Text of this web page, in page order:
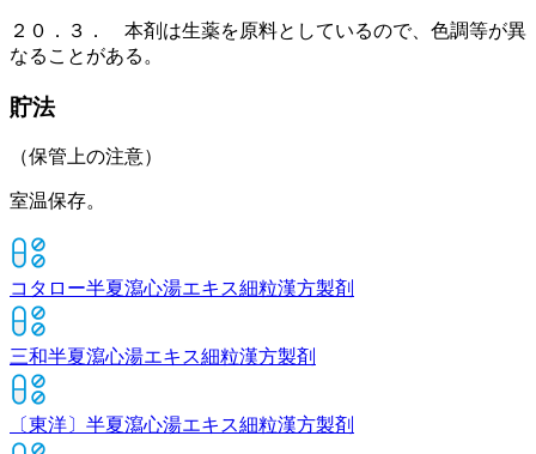
２０．３． 本剤は生薬を原料としているので、色調等が異
なることがある。
貯法
（保管上の注意）
室温保存。
コタロー半夏瀉心湯エキス細粒漢方製剤
三和半夏瀉心湯エキス細粒漢方製剤
〔東洋〕半夏瀉心湯エキス細粒漢方製剤